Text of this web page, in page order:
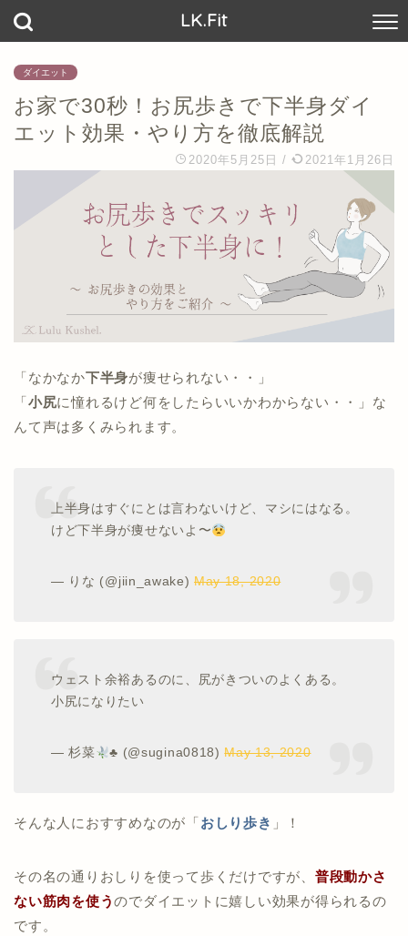
LK.Fit
ダイエット
お家で30秒！お尻歩きで下半身ダイ
エット効果・やり方を徹底解説
2020年5月25日 / 2021年1月26日
「なかなか下半身が痩せられない・・」
「 小尻に憧れるけど何をしたらいいかわからない・・」な
んて声は多くみられます。
上半身はすぐにとは言わないけど、マシにはなる。
けど下半身が痩せないよ〜
— りな (@jiin_awake)May 18, 2020
ウェスト余裕あるのに、尻がきついのよくある。
小尻になりたい
— 杉菜 ♣️ (@sugina0818)May 13, 2020
そんな人におすすめなのが「おしり歩き 」！
その名の通りおしりを使って歩くだけですが、 普段動かさ
ない筋肉を使うのでダイエットに嬉しい効果が得られるの
です。